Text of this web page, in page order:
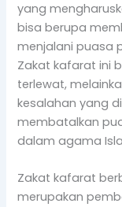
yang
bisa berupa
menjalani puasa
Zakat kafarat ini
terlewat,
kesalahan yang
membatalkan
dalam agama
Zakat kafarat
merupakan